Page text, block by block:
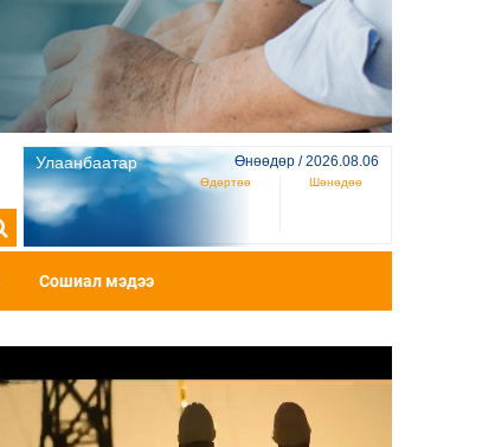
Улаанбаатар Өнөөдөр / 2026.08.06
Өдөртөө Шөнөдөө
Сошиал мэдээ